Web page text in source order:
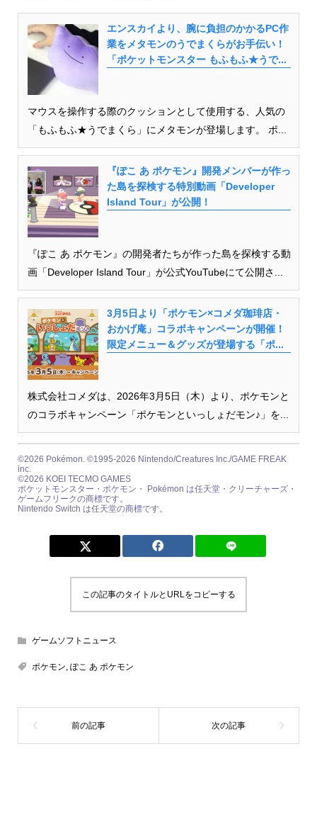
エンスカイより、腕に負担のかかるPC作
業をメタモンのうでまくらがお手伝い！
「ポケットモンスター もふもふ★うで...
マウスを操作する際のクッションとして使用する、人気の
「もふもふ★うでまくら」にメタモンが登場します。 ポ...
『ぽこ あ ポケモン』開発メンバーが作っ
た島を探検する特別動画「Developer
Island Tour」が公開！
『ぽこ あ ポケモン』の開発者たちが作った島を探検する動
画「Developer Island Tour」が公式YouTubeにて公開さ...
3月5日より「ポケモン×コメダ珈琲店・
おかげ庵」コラボキャンペーンが開催！
限定メニュー＆グッズが登場する「ポ...
株式会社コメダは、2026年3月5日（木）より、ポケモンと
のコラボキャンペーン「ポケモンといっしょだモン♪」を...
©2026 Pokémon. ©1995-2026 Nintendo/Creatures Inc./GAME FREAK
inc.
©2026 KOEI TECMO GAMES
ポケットモンスター・ポケモン・ Pokémon は任天堂・クリーチャーズ・
ゲームフリークの商標です。
Nintendo Switch は任天堂の商標です。
この記事のタイトルとURLをコピーする
ゲームソフトニュース
ポケモン, ぽこ あ ポケモン